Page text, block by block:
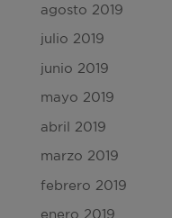
agosto 2019
julio 2019
junio 2019
mayo 2019
abril 2019
marzo 2019
febrero 2019
enero 2019